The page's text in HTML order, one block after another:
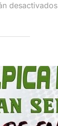
desactivados